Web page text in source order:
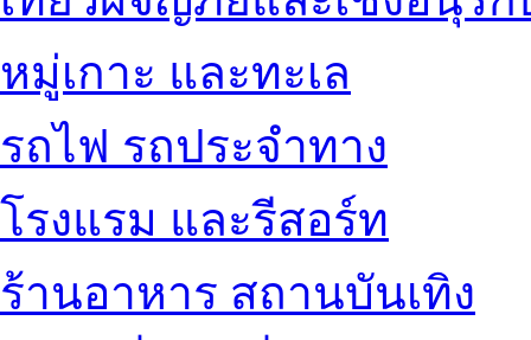
หมู่เกาะ และทะเล
รถไฟ รถประจำทาง
โรงแรม และรีสอร์ท
ร้านอาหาร สถานบันเทิง